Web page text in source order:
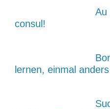
Au
consul!
lernen, einmal anders